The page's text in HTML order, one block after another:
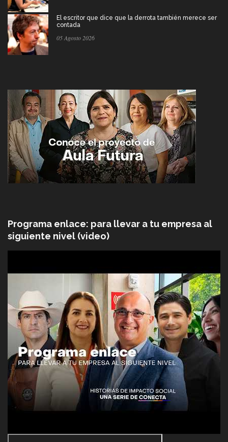
El escritor que dice que la derrota también merece ser
contada
05 Agosto 2026
Programa enlace: para llevar a tu empresa al
siguiente nivel (video)